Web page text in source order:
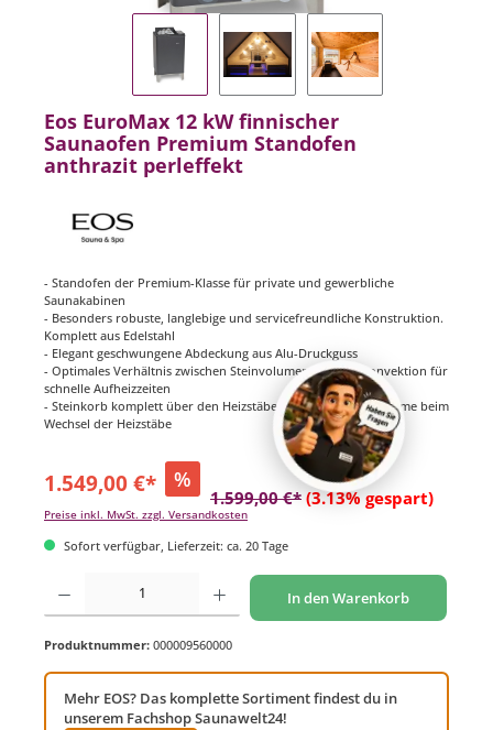
Eos EuroMax 12 kW finnischer
Saunaofen Premium Standofen
anthrazit perleffekt
- Standofen der Premium-Klasse für private und gewerbliche
Saunakabinen
- Besonders robuste, langlebige und servicefreundliche Konstruktion.
Komplett aus Edelstahl
- Elegant geschwungene Abdeckung aus Alu-Druckguss
- Optimales Verhältnis zwischen Steinvolumen und Luftkonvektion für
schnelle Aufheizzeiten
- Steinkorb komplett über den Heizstäben - keine Steinentnahme beim
Wechsel der Heizstäbe
1.549,00 €* %
1.599,00 €* (3.13% gespart)
Preise inkl. MwSt. zzgl. Versandkosten
Sofort verfügbar, Lieferzeit: ca. 20 Tage
Produkt Anzahl: Gib den gewünschten Wert ein oder benutze die Schaltflächen um
In den Warenkorb
Produktnummer: 000009560000
Mehr EOS? Das komplette Sortiment findest du in
unserem Fachshop Saunawelt24!